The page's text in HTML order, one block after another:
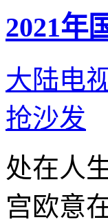
2021年
大陆电
抢沙发
处在人
宫欧意